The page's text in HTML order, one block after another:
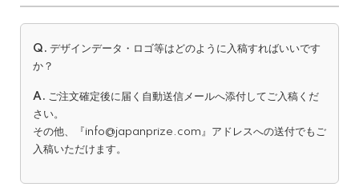
Q. デザインデータ・ロゴ等はどのように入稿すればいいです
か？
A. ご注文確定後に届く自動送信メールへ添付してご入稿くだ
さい。
その他、『info@japanprize.com』アドレスへの送付でもご
入稿いただけます。